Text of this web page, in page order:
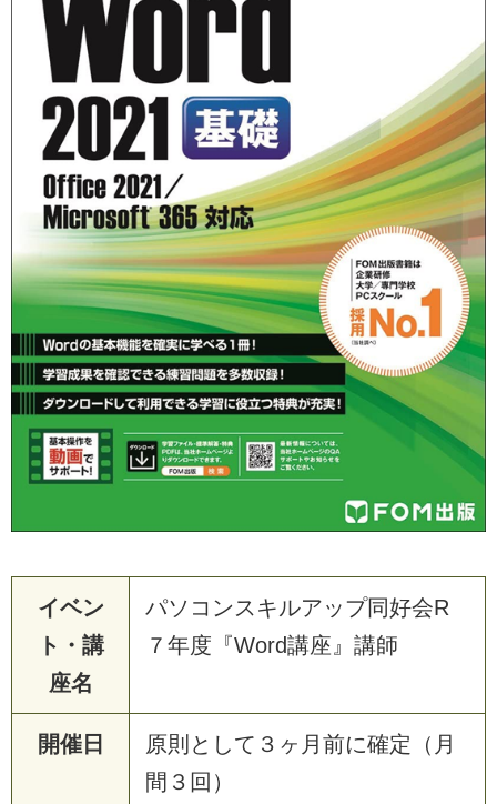
イベン
ト・講
座名
パソコンスキルアップ同好会R
７年度『Word講座』講師
開催日
原則として３ヶ月前に確定（月
間３回）